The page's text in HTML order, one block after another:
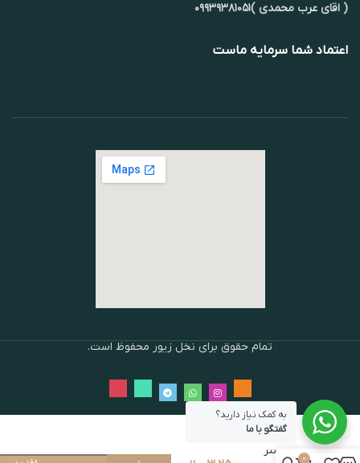
( اقای عرب محمدی )۰۹۹۳۹۳۸۱۰۵۱
اعتماد شما سرمایه ماست
تمام حقوق برای نخل زیور محفوظ است.
دستبند
انگستر
به کمک نیاز دارید؟
گفتگو با ما
0